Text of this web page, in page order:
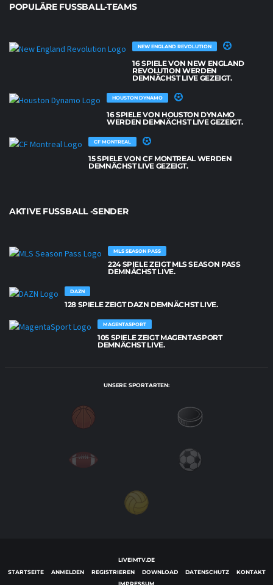
POPULÄRE FUSSBALL-TEAMS
NEW ENGLAND REVOLUTION
16 SPIELE VON NEW ENGLAND
REVOLUTION WERDEN
DEMNÄCHST LIVE GEZEIGT.
HOUSTON DYNAMO
16 SPIELE VON HOUSTON DYNAMO
WERDEN DEMNÄCHST LIVE GEZEIGT.
CF MONTREAL
15 SPIELE VON CF MONTREAL WERDEN
DEMNÄCHST LIVE GEZEIGT.
AKTIVE FUSSBALL -SENDER
MLS SEASON PASS
224 SPIELE ZEIGT MLS SEASON PASS
DEMNÄCHST LIVE.
DAZN
128 SPIELE ZEIGT DAZN DEMNÄCHST LIVE.
MAGENTASPORT
105 SPIELE ZEIGT MAGENTASPORT
DEMNÄCHST LIVE.
UNSERE SPORTARTEN:
LIVEIMTV.DE
STARTSEITE
ANMELDEN REGISTRIEREN DOWNLOAD DATENSCHUTZ
KONTAKT
IMPRESSUM